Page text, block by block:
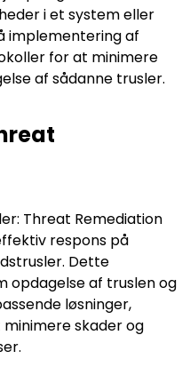
i et system eller
implementering af
for at minimere
af sådanne trusler.
Threat Remediation
respons på
Dette
opdagelse af truslen og
løsninger,
skader og